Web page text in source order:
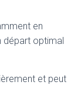
en
départ optimal
et peut